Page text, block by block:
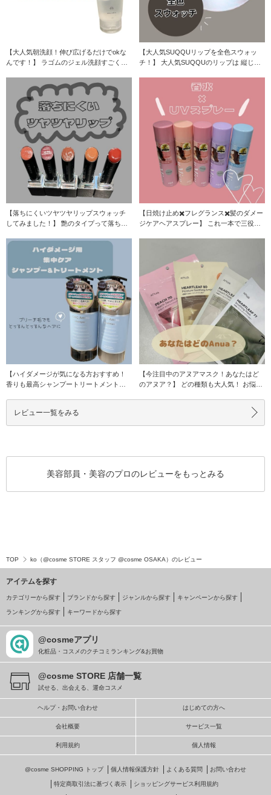
【大人気朝洗顔！伸び広げるだけでokな
んです！】 ラゴムのジェル洗顔すごく話
【大人気SUQQUリップを全色スウォッ
チ！】 大人気SUQQUのリップは 縦じわ
【落ちにくいツヤツヤリップスウォッチ
してみました！】 艶のタイプって落ちや
【日焼け止め✖️フレグランス✖️髪のダメー
ジケアヘアスプレー】 これ一本で三役が
【ハイダメージが気になる方おすすめ！
香りも最高シャンプートリートメント】
【今注目中のアヌアマスク！あなたはど
のアヌア？】 どの種類も大人気！ お悩み
レビュー一覧をみる
美容部員・美容のプロのレビューをもっとみる
TOP ko（@cosme STORE スタッフ @cosme OSAKA）のレビュー
アイテムを探す
カテゴリーから探す ブランドから探す ジャンルから探す キャンペーンから探す
ランキングから探す キーワードから探す
@cosmeアプリ
化粧品・コスメのクチコミランキング&お買物
@cosme STORE 店舗一覧
試せる、出会える、運命コスメ
ヘルプ・お問い合わせ はじめての方へ
会社概要 サービス一覧
利用規約 個人情報
@cosme SHOPPING トップ 個人情報保護方針 よくある質問 お問い合わせ
特定商取引法に基づく表示 ショッピングサービス利用規約